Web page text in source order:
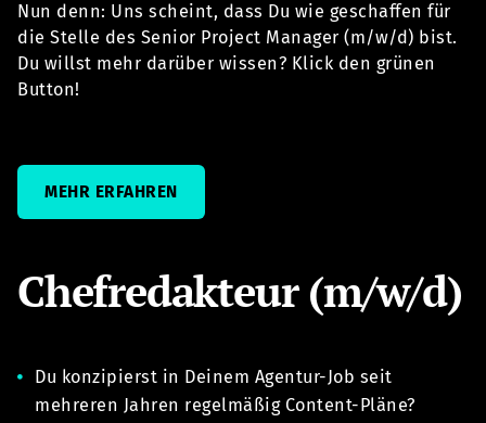
Nun denn: Uns scheint, dass Du wie geschaffen für
die Stelle des Senior Project Manager (m/w/d) bist.
Du willst mehr darüber wissen? Klick den grünen
Button!
MEHR ERFAHREN
Chefredakteur (m/w/d)
Du konzipierst in Deinem Agentur-Job seit
mehreren Jahren regelmäßig Content-Pläne?